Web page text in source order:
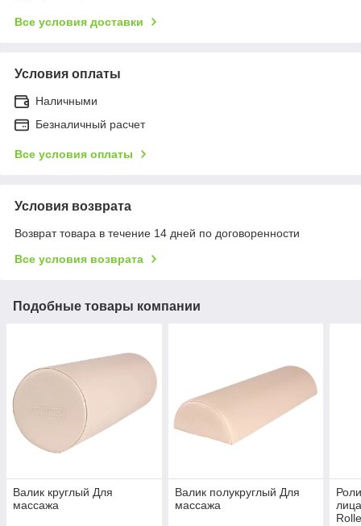
Все условия доставки
Условия оплаты
Наличными
Безналичный расчет
Все условия оплаты
Условия возврата
Возврат товара в течение 14 дней по договоренности
Все условия возврата
Подобные товары компании
Валик круглый Для
массажа
Валик полукруглый Для
массажа